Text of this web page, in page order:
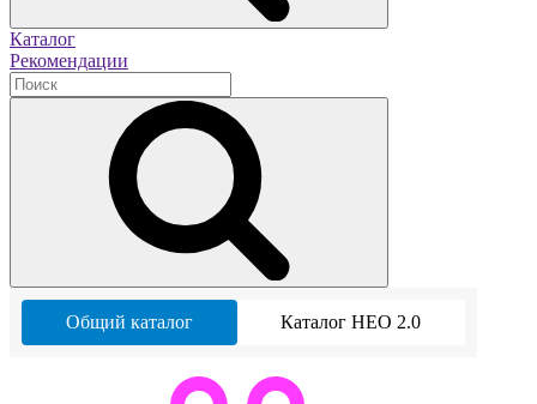
Каталог
Рекомендации
Общий каталог Каталог НЕО 2.0